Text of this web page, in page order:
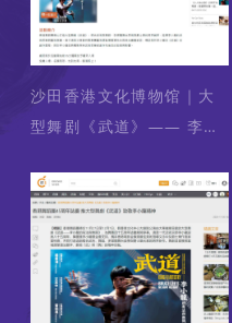
沙田香港文化博物馆｜大
型舞剧《武道》—— 李小
会